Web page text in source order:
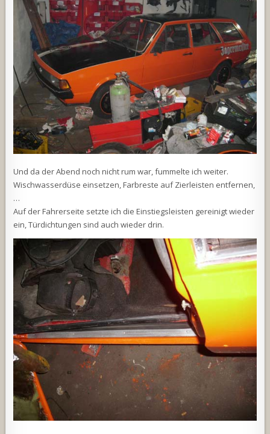
Und da der Abend noch nicht rum war, fummelte ich weiter.
Wischwasserdüse einsetzen, Farbreste auf Zierleisten entfernen,
…
Auf der Fahrerseite setzte ich die Einstiegsleisten gereinigt wieder
ein, Türdichtungen sind auch wieder drin.